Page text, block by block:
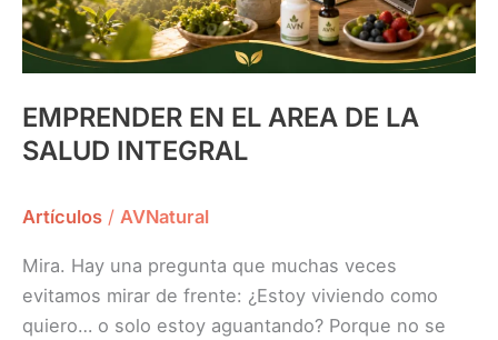
EMPRENDER EN EL AREA DE LA
SALUD INTEGRAL
Artículos / AVNatural
Mira. Hay una pregunta que muchas veces
evitamos mirar de frente: ¿Estoy viviendo como
quiero… o solo estoy aguantando? Porque no se